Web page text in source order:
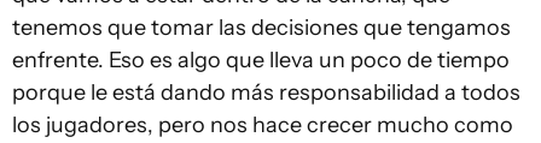
tenemos que tomar las decisiones que tengamos
enfrente. Eso es algo que lleva un poco de tiempo
porque le está dando más responsabilidad a todos
los jugadores, pero nos hace crecer mucho como